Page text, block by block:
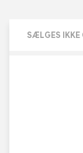
SÆLGES IKKE